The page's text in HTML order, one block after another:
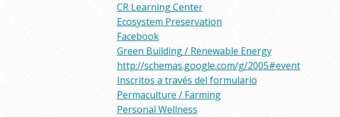
CR Learning Center
Ecosystem Preservation
Facebook
Green Building / Renewable Energy
http://schemas.google.com/g/2005#event
Inscritos a través del formulario
Permaculture / Farming
Personal Wellness